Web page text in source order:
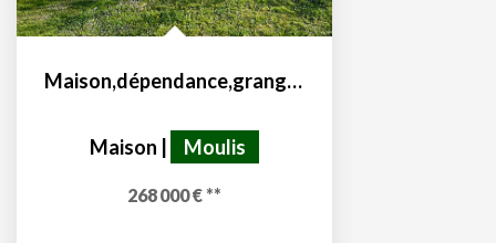
Maison,dépendance,grange sur les hauteurs de Moulis 09200
Maison Moulis
268 000 € **